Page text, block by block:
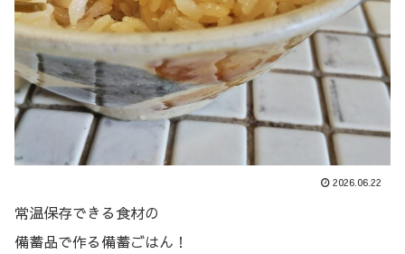
2026.06.22
常温保存できる食材の
備蓄品で作る備蓄ごはん！